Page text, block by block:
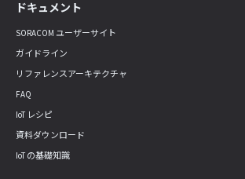
ドキュメント
SORACOM ユーザーサイト
ガイドライン
リファレンスアーキテクチャ
FAQ
IoT レシピ
資料ダウンロード
IoT の基礎知識